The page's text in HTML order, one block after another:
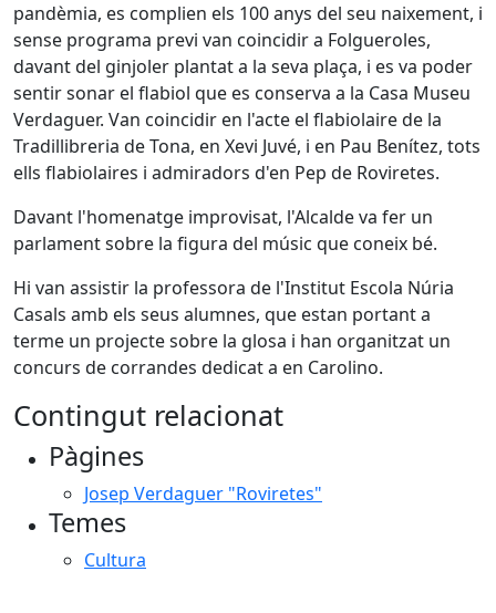
pandèmia, es complien els 100 anys del seu naixement, i
sense programa previ van coincidir a Folgueroles,
davant del ginjoler plantat a la seva plaça, i es va poder
sentir sonar el flabiol que es conserva a la Casa Museu
Verdaguer. Van coincidir en l'acte el flabiolaire de la
Tradillibreria de Tona, en Xevi Juvé, i en Pau Benítez, tots
ells flabiolaires i admiradors d'en Pep de Roviretes.
Davant l'homenatge improvisat, l'Alcalde va fer un
parlament sobre la figura del músic que coneix bé.
Hi van assistir la professora de l'Institut Escola Núria
Casals amb els seus alumnes, que estan portant a
terme un projecte sobre la glosa i han organitzat un
concurs de corrandes dedicat a en Carolino.
Contingut relacionat
Pàgines
Josep Verdaguer "Roviretes"
Temes
Cultura